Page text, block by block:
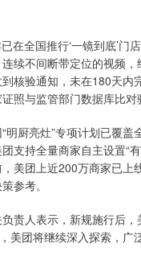
全国推行‘一镜到底’门
续不间断带定位的视频
核验通知，未在180天
照与监管部门数据库比对
厨亮灶”专项计划已覆盖
支持全量商家自主设置“
美团上近200万商家已上
参考。
人表示，新规施行后，
美团将继续深入探索，